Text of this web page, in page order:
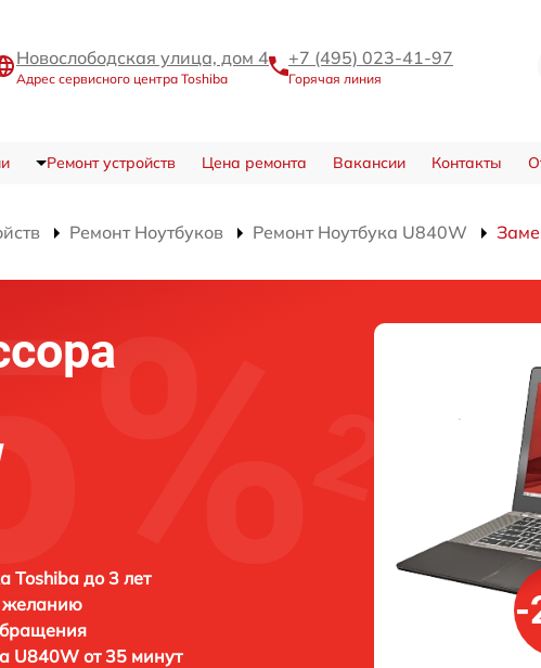
Новослободская улица, дом 4
Адрес сервисного центра Toshiba
+7 (495) 023-41-97
Горячая линия
Ремонт устройств Цена ремонта Вакансии Контакты
Ремонт Ноутбуков Ремонт Ноутбука U840W
Toshiba до 3 лет
желанию
U840W от 35 минут
-